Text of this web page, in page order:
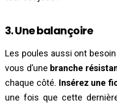
3. Une balançoire
Les poules aussi ont
vous d’une branche
chaque côté. Insérez une
une fois que cette